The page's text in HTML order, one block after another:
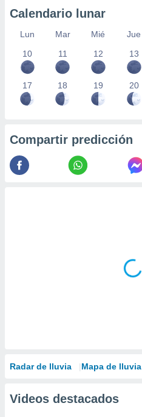
Calendario lunar
Lun Mar Mié Jue
10
11 12 13
17 18 19 20
Compartir predicción
Radar de lluvia Mapa de lluvia
Videos destacados